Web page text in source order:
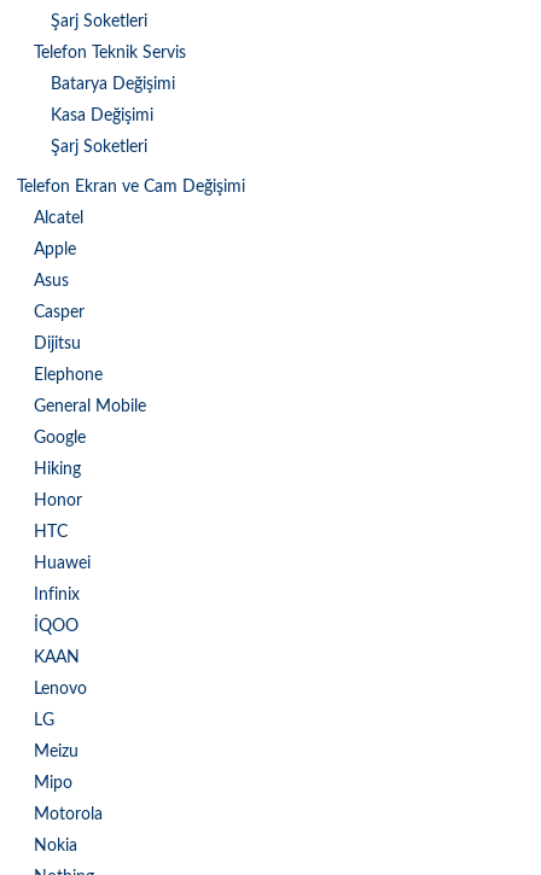
Şarj Soketleri
Telefon Teknik Servis
Batarya Değişimi
Kasa Değişimi
Şarj Soketleri
Telefon Ekran ve Cam Değişimi
Alcatel
Apple
Asus
Casper
Dijitsu
Elephone
General Mobile
Google
Hiking
Honor
HTC
Huawei
Infinix
İQOO
KAAN
Lenovo
LG
Meizu
Mipo
Motorola
Nokia